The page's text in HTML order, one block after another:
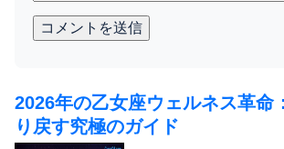
コメントを送信
2026年の乙女座ウェルネス革命
り戻す究極のガイド